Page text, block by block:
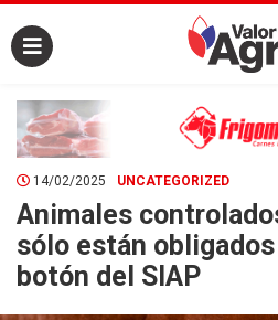
14/02/2025 UNCATEGORIZED
Animales
sólo están obligados
botón del SIAP